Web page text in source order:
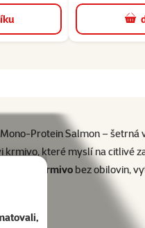
Mono-Protein Salmon –
které myslí na citlivé
suché krmivo bez obilovin,